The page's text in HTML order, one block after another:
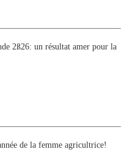
2ß26: un résultat amer pour la
de la femme agricultrice!